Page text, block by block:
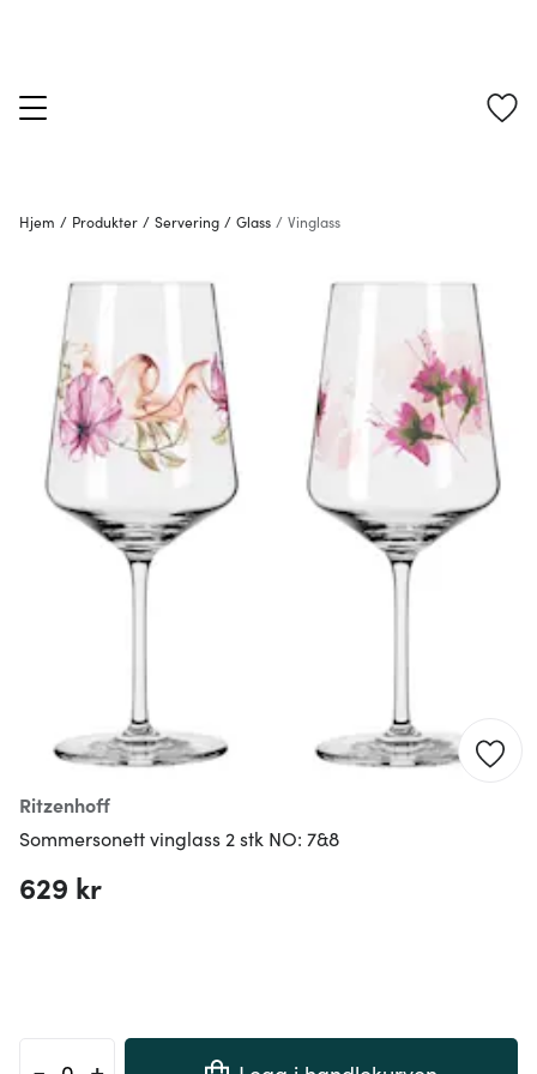
Hjem / Produkter / Servering / Glass / Vinglass
Ritzenhoff
Sommersonett vinglass 2 stk NO: 7&8
629 kr